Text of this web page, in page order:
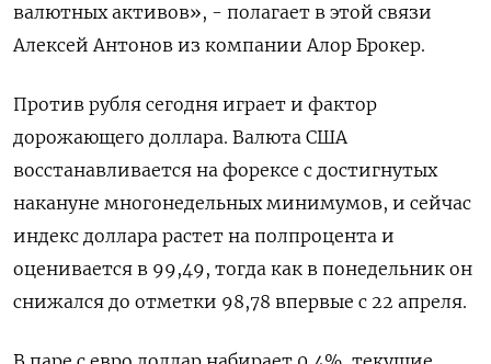
валютных активов», - полагает в этой связи
Алексей Антонов из компании Алор Брокер.
Против рубля сегодня играет и фактор
дорожающего доллара. Валюта США
восстанавливается на форексе с достигнутых
накануне многонедельных минимумов, и сейчас
индекс доллара растет на полпроцента и
оценивается в 99,49, тогда как в понедельник он
снижался до отметки 98,78 впервые с 22 апреля.